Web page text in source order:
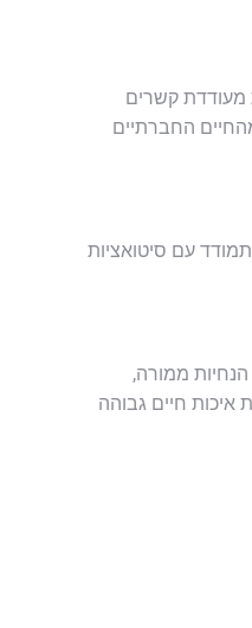
מעודדת קשרים
החברתיים
עם סיטואציות
ממורה,
איכות חיים גבוהה